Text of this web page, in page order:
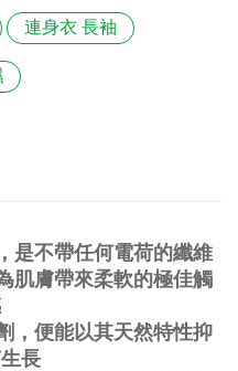
連身衣 長袖
是不帶任何電荷的纖維
肌膚帶來柔軟的極佳觸
，便能以其天然特性抑
長